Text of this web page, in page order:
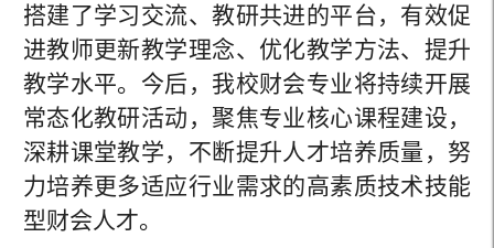
搭建了学习交流、教研共进的平台，有效促
进教师更新教学理念、优化教学方法、提升
教学水平。今后，我校财会专业将持续开展
常态化教研活动，聚焦专业核心课程建设，
深耕课堂教学，不断提升人才培养质量，努
力培养更多适应行业需求的高素质技术技能
型财会人才。